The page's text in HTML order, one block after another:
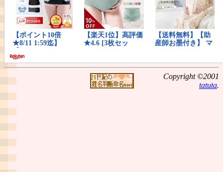
Copyright ©2001
tatuta.